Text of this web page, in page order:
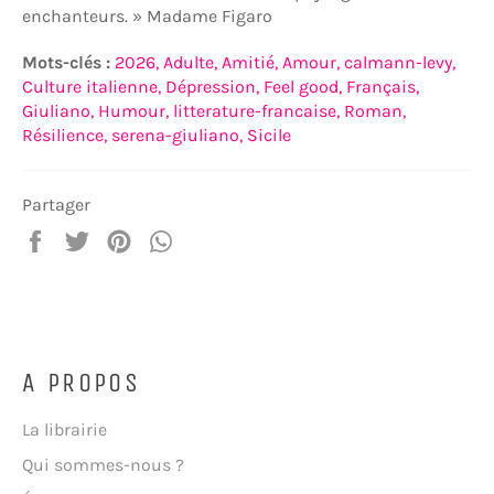
enchanteurs. » Madame Figaro
Mots-clés : 2026, Adulte, Amitié, Amour, calmann-levy,
Culture italienne, Dépression, Feel good, Français,
Giuliano, Humour, litterature-francaise, Roman,
Résilience, serena-giuliano, Sicile
Partager
PartagerTweeterÉpingler
A PROPOS
La librairie
Qui sommes-nous ?